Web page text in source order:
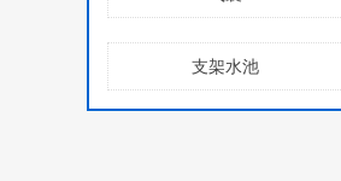
支架水池